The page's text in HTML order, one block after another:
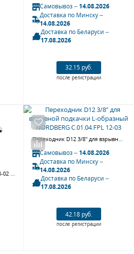
Самовывоз –14.08.2026
Доставка по Минску –
14.08.2026
Доставка по Беларуси –
17.08.2026
32.15 руб.
после регистрации
Самовывоз –14.08.2026
Доставка по Минску –
14.08.2026
Доставка по Беларуси –
17.08.2026
42.18 руб.
после регистрации